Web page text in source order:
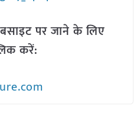
पर जाने के लिए
करें: